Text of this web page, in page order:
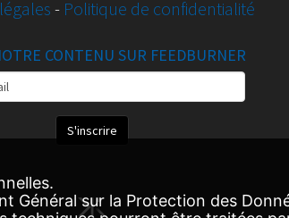
- Politique de confidentialité
CONTENU SUR FEEDBURNER
S'inscrire
Général sur la Protection des